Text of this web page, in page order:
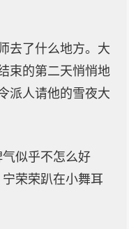
去了什么地方。大
束的第二天悄悄地
派人请他的雪夜大
似乎不怎么好
荣荣趴在小舞耳